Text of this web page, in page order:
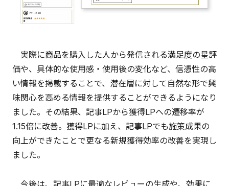
実際に商品を購入した人から発信される満足度の星評
価や、具体的な使用感・使用後の変化など、信憑性の高
い情報を掲載することで、潜在層に対して自然な形で興
味関心を高める情報を提供することができるようになり
ました。その結果、記事LPから獲得LPへの遷移率が
1.15倍に改善。獲得LPに加え、記事LPでも施策成果の
向上ができたことで更なる新規獲得効率の改善を実現し
ました。
今後は、記事LPに最適なレビューの生成や、効果に